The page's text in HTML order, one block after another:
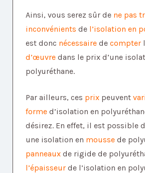
Ainsi, vous serez sûr de ne pas
inconvénients de l’isolation en
est donc nécessaire de compter
d’œuvre dans le prix d’une
polyuréthane.
Par ailleurs, ces prix peuvent
forme d’isolation en
désirez. En effet, il est possible
une isolation en mousse de
panneaux de rigide de
l’épaisseur de l’isolation en